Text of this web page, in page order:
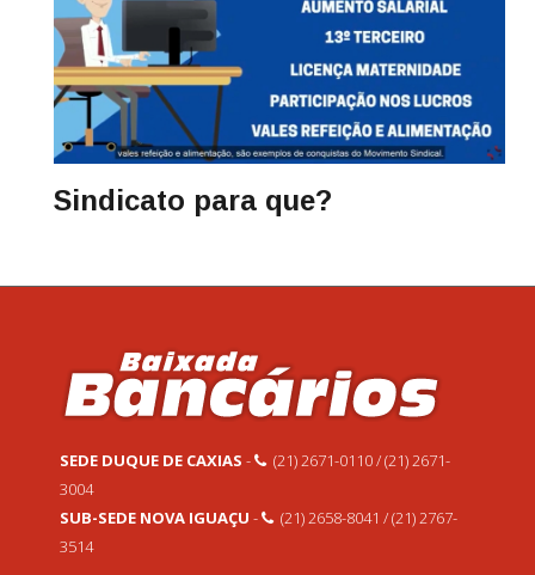
Sindicato para que?
SEDE DUQUE DE CAXIAS -
(21) 2671-0110 / (21) 2671-
3004
SUB-SEDE NOVA IGUAÇU -
(21) 2658-8041 / (21) 2767-
3514